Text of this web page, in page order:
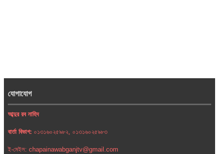
যোগাযোগ
আব্দুর রব নাহিদ
বার্তা বিভাগ: ০১৩১৬০২৫৯৮২, ০১৩১৬০২৫৯৮৩
ই-মেইল: chapainawabganjtv@gmail.com